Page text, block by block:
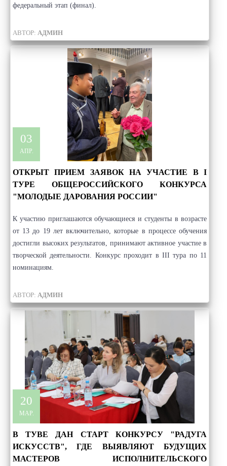
федеральный этап (финал).
АВТОР: АДМИН
03
АПР.
ОТКРЫТ ПРИЕМ ЗАЯВОК НА УЧАСТИЕ В I
ТУРЕ ОБЩЕРОССИЙСКОГО КОНКУРСА
"МОЛОДЫЕ ДАРОВАНИЯ РОССИИ"
К участию приглашаются обучающиеся и студенты в возрасте
от 13 до 19 лет включительно, которые в процессе обучения
достигли высоких результатов, принимают активное участие в
творческой деятельности. Конкурс проходит в III тура по 11
номинациям.
АВТОР: АДМИН
20
МАР.
В ТУВЕ ДАН СТАРТ КОНКУРСУ "РАДУГА
ИСКУССТВ", ГДЕ ВЫЯВЛЯЮТ БУДУЩИХ
МАСТЕРОВ ИСПОЛНИТЕЛЬСКОГО